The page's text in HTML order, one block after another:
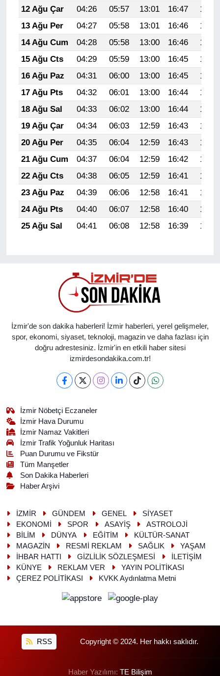
12 Ağu Çar
04:26 05:57 13:01 16:47
19:55
13 Ağu Per
04:27 05:58 13:01 16:46
19:53
14 Ağu Cum
04:28 05:58 13:00 16:46
19:52
15 Ağu Cts
04:29 05:59 13:00 16:45
19:51
16 Ağu Paz
04:31 06:00 13:00 16:45
19:50
17 Ağu Pts
04:32 06:01 13:00 16:44
19:48
18 Ağu Sal
04:33 06:02 13:00 16:44
19:47
19 Ağu Çar
04:34 06:03 12:59 16:43
19:46
20 Ağu Per
04:35 06:04 12:59 16:43
19:45
21 Ağu Cum
04:37 06:04 12:59 16:42
19:43
22 Ağu Cts
04:38 06:05 12:59 16:41
19:42
23 Ağu Paz
04:39 06:06 12:58 16:41
19:41
24 Ağu Pts
04:40 06:07 12:58 16:40
19:39
25 Ağu Sal
04:41 06:08 12:58 16:39 19:38
İzmir'de son dakika haberleri! İzmir haberleri, yerel gelişmeler,
spor, ekonomi, siyaset, teknoloji, magazin ve daha fazlası için
doğru adrestesiniz. İzmir'in en etkili haber sitesi
izmirdesondakika.com.tr!
İzmir Nöbetçi Eczaneler
İzmir Hava Durumu
İzmir Namaz Vakitleri
İzmir Trafik Yoğunluk Haritası
Puan Durumu ve Fikstür
Tüm Manşetler
Son Dakika Haberleri
Haber Arşivi
İZMİR GÜNDEM GENEL
SİYASET
EKONOMİ
SPOR ASAYİŞ
ASTROLOJİ
BİLİM
DÜNYA EĞİTİM
KÜLTÜR-SANAT
MAGAZİN
RESMİ REKLAM SAĞLIK
YAŞAM
İHBAR HATTI
GİZLİLİK SÖZLEŞMESİ
İLETİŞİM
KÜNYE
REKLAM VER
YAYIN POLİTİKASI
ÇEREZ POLİTİKASI
KVKK Aydınlatma Metni
RSS Copyright © 2024. Her hakkı saklıdır.
Haber Yazılımı: TE Bilişim